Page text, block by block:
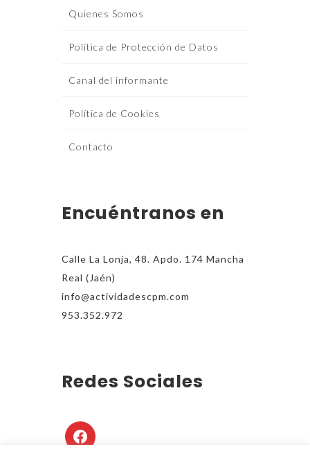
Quienes Somos
Política de Protección de Datos
Canal del informante
Política de Cookies
Contacto
Encuéntranos en
Calle La Lonja, 48. Apdo. 174 Mancha
Real (Jaén)
info@actividadescpm.com
953.352.972
Redes Sociales